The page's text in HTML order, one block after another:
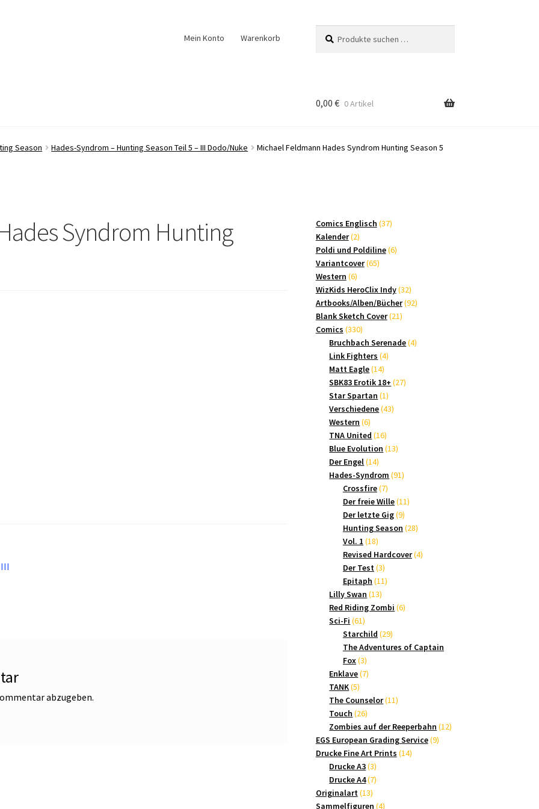
Mein Konto Warenkorb
nach:
0,00 € 0 Artikel
Season Hades-Syndrom – Hunting Season Teil 5 – III Dodo/Nuke Michael Feldmann Hades Syndrom Hunting Season 5
Syndrom Hunting
abzugeben.
Comics Englisch 3737
Kalender 22
Produkte
Poldi und Poldiline 66
Variantcover 6565
Western 66
Produkte
WizKids HeroClix Indy 3232
Produkte
Artbooks/Alben/Bücher 9292
Blank Sketch Cover 2121
Comics 330330
Produkte
Bruchbach Serenade 44
Link Fighters 44
Matt Eagle 1414
Produkte
SBK83 Erotik 18+ 2727
Star Spartan 11
Produkt
Verschiedene 4343
Western 66
Produkte
TNA United 1616
Produkte
Blue Evolution 1313
Der Engel 1414
Produkte
Hades-Syndrom 9191
Crossfire 77
Produkte
Der freie Wille 1111
Der letzte Gig 99
Produkte
Hunting Season 2828
Vol. 1 1818
Produkte
Revised Hardcover 44
Der Test 33
Produkte
Epitaph 1111
Lilly Swan 1313
Produkte
Red Riding Zombi 66
Sci-Fi 6161
Produkte
Starchild 2929
Produkte
The Adventures of Captain
Fox 33
Produkte
Enklave 77
TANK 55
Produkte
The Counselor 1111
Touch 2626
Produkte
Zombies auf der Reeperbahn 1212
EGS European Grading Service 99
Drucke Fine Art Prints 1414
Drucke A3 33
Produkte
Drucke A4 77
Originalart 1313
Produkte
Sammelfiguren 44